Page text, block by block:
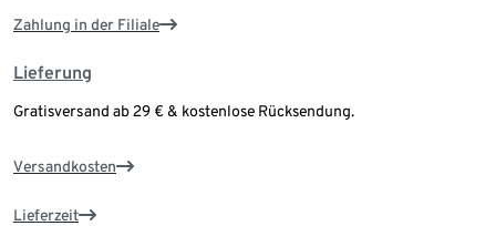
Zahlung in der Filiale
Lieferung
Gratisversand ab 29 € & kostenlose Rücksendung.
Versandkosten
Lieferzeit